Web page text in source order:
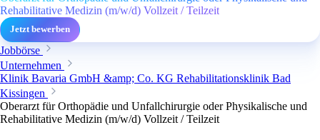
Rehabilitative Medizin (m/w/d) Vollzeit / Teilzeit
Jetzt bewerben
Jobbörse
Unternehmen
Klinik Bavaria GmbH &amp; Co. KG Rehabilitationsklinik Bad
Kissingen
Oberarzt für Orthopädie und Unfallchirurgie oder Physikalische und
Rehabilitative Medizin (m/w/d) Vollzeit / Teilzeit